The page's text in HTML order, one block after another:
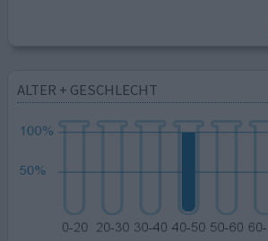
ALTER + GESCHLECHT